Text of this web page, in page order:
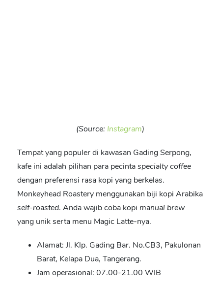
(Source: Instagram)
Tempat yang populer di kawasan Gading Serpong,
kafe ini adalah pilihan para pecintaspecialty coffee
dengan preferensi rasa kopi yang berkelas.
Monkeyhead Roastery menggunakan biji kopi Arabika
self-roasted. Anda wajib coba kopi manual brew
yang unik serta menu Magic Latte-nya.
Alamat: Jl. Klp. Gading Bar. No.CB3, Pakulonan
Barat, Kelapa Dua, Tangerang.
Jam operasional: 07.00-21.00 WIB